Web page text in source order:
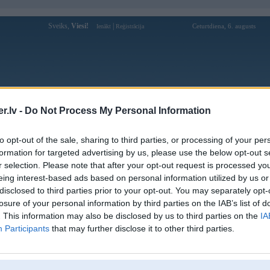
- Do Not Process My Personal Information
opt-out of the sale, sharing to third parties, or processing of your
for targeted advertising by us, please use the below opt-out
selection. Please note that after your opt-out request is processed
interest-based ads based on personal information utilized by us
to third parties prior to your opt-out. You may separately
of your personal information by third parties on the IAB’s list of
This information may also be disclosed by us to third parties on the
Participants that may further disclose it to other third parties.
Sveiks, Viesi! Ienākt Reģistrācija Ceturtdiena, 6. augusts
Forums Galerijas Reģistrācija Lietotāji
Lietotāja unregistred profils
Pēdējo reizi manīts: 01. Apr 2021, 15:41
Lietotājvārds:
unregistred
Pilsēta:
Rīga
Braucu ar:
Ziņojumi forumā:
514